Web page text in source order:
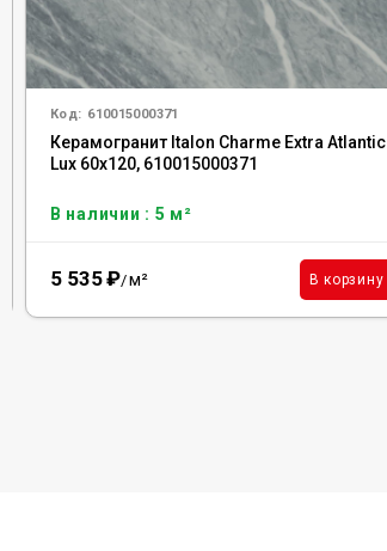
Код: 610015000371
Керамогранит Italon Charme Extra Atlantic
Lux 60x120, 610015000371
В наличии : 5 м²
5 535₽/м² В корзину